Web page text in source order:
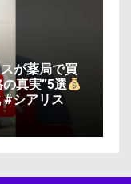
が薬局で買
真実”5選
#シアリス